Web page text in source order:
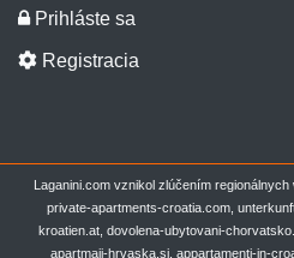
Prihláste sa
Registracia
Laganini.com vznikol zlúčením
private-apartments-croatia.com,
kroatien.at, dovolena-ubytovani-
apartmaji-hrvaska.si, appartamenti-in-